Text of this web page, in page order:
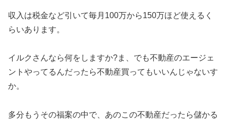
収入は税金など引いて毎月100万から150万ほど使えるく
らいあります。
イルクさんなら何をしますか?ま、でも不動産のエージェ
ントやってるんだったら不動産買ってもいいんじゃないす
か。
多分もうその福案の中で、あのこの不動産だったら儲かる